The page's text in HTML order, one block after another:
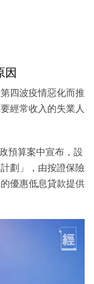
因
四波疫情惡化而推
經常收入的失業人
預算案中宣布，設
劃」，由按證保險
優惠低息貸款提供